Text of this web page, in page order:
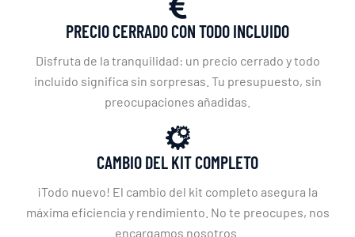
PRECIO CERRADO CON TODO INCLUIDO
Disfruta de la tranquilidad: un precio cerrado y todo
incluido significa sin sorpresas. Tu presupuesto, sin
preocupaciones añadidas.
CAMBIO DEL KIT COMPLETO
¡Todo nuevo! El cambio del kit completo asegura la
máxima eficiencia y rendimiento. No te preocupes, nos
encargamos nosotros.